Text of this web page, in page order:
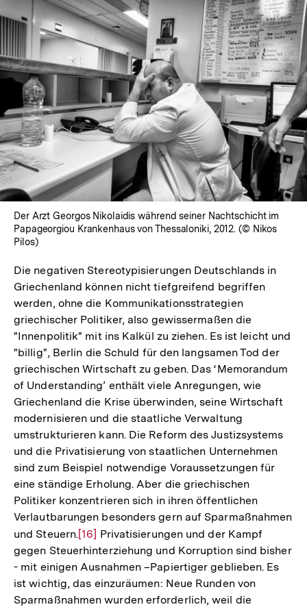
In
Lightbox
öffnen
Der Arzt Georgos Nikolaidis während seiner Nachtschicht im
Papageorgiou Krankenhaus von Thessaloniki, 2012. (© Nikos
Pilos)
Die negativen Stereotypisierungen Deutschlands in
Griechenland können nicht tiefgreifend begriffen
werden, ohne die Kommunikationsstrategien
griechischer Politiker, also gewissermaßen die
"Innenpolitik" mit ins Kalkül zu ziehen. Es ist leicht und
"billig", Berlin die Schuld für den langsamen Tod der
griechischen Wirtschaft zu geben. Das ‘Memorandum
of Understanding’ enthält viele Anregungen, wie
Griechenland die Krise überwinden, seine Wirtschaft
modernisieren und die staatliche Verwaltung
umstrukturieren kann. Die Reform des Justizsystems
und die Privatisierung von staatlichen Unternehmen
sind zum Beispiel notwendige Voraussetzungen für
eine ständige Erholung. Aber die griechischen
Politiker konzentrieren sich in ihren öffentlichen
Verlautbarungen besonders gern auf Sparmaßnahmen
und Steuern.Zur
Auflösung
der
Fußnote
[16] Privatisierungen und der Kampf
gegen Steuerhinterziehung und Korruption sind bisher
- mit einigen Ausnahmen –Papiertiger geblieben. Es
ist wichtig, das einzuräumen: Neue Runden von
Sparmaßnahmen wurden erforderlich, weil die